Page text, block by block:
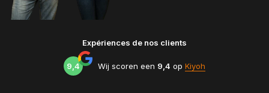
Expériences de nos clients
9,4 Wij scoren een 9,4 op Kiyoh